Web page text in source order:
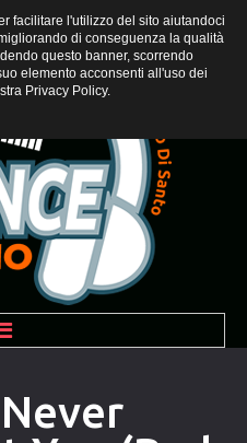
facilitare l'utilizzo del sito aiutandoci
di conseguenza la qualità
questo banner, scorrendo
elemento acconsenti all'uso dei
Privacy Policy.